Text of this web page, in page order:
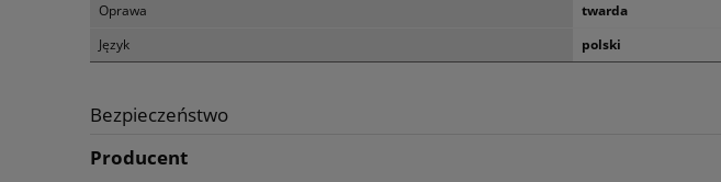
Oprawa
twarda
Język
polski
Bezpieczeństwo
Producent